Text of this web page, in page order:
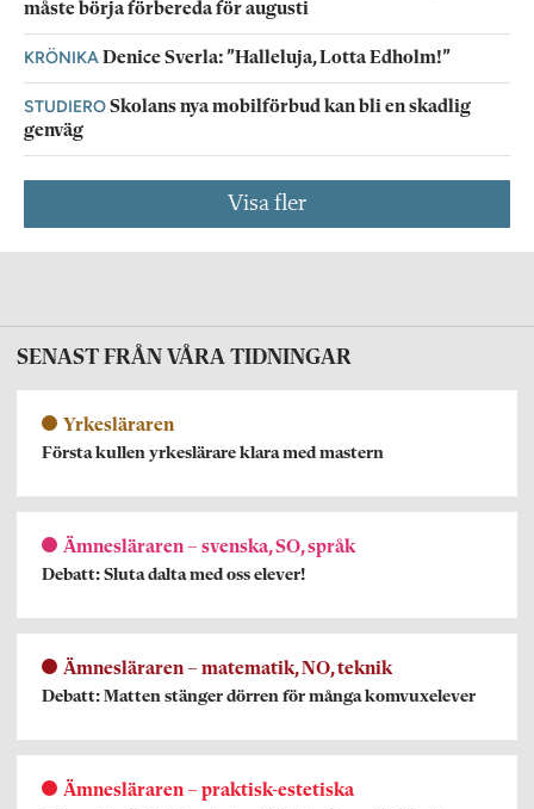
måste börja förbereda för augusti
KRÖNIKADenice Sverla: ”Halleluja, Lotta Edholm!”
STUDIEROSkolans nya mobilförbud kan bli en skadlig
genväg
Visa fler
SENAST FRÅN VÅRA TIDNINGAR
Yrkesläraren
Första kullen yrkeslärare klara med mastern
Ämnesläraren – svenska, SO, språk
Debatt: Sluta dalta med oss elever!
Ämnesläraren – matematik, NO, teknik
Debatt: Matten stänger dörren för många komvuxelever
Ämnesläraren – praktisk-estetiska